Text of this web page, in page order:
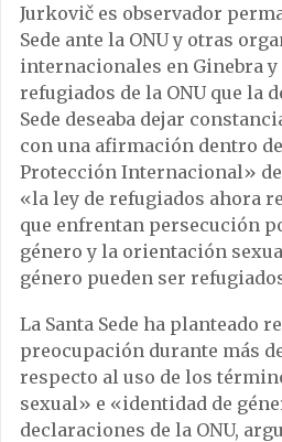
Jurkovič es observador
Sede ante la ONU y otras
internacionales en Ginebra
refugiados de la ONU que la
Sede deseaba dejar
con una afirmación dentro
Protección Internacional»
«la ley de refugiados ahora
que enfrentan persecución
género y la orientación
género pueden ser
La Santa Sede ha planteado
preocupación durante más
respecto al uso de los
sexual» e «identidad de
declaraciones de la ONU,